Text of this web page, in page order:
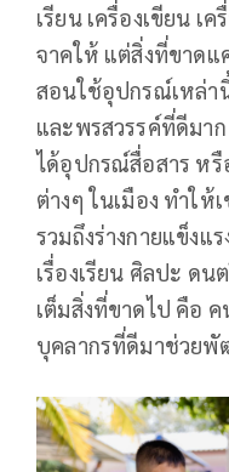
เรียน เครื่องเขียน เ
จาคให้ แต่สิ่งที่ขาด
สอนใช้อุปกรณ์เหล่า
และพรสวรรค์ที่ดีมา
ได้อุปกรณ์สื่อสาร หรื
ต่างๆ ในเมือง ทำให้
รวมถึงร่างกายแข็งแ
เรื่องเรียน ศิลปะ ดน
เต็มสิ่งที่ขาดไป คือ
บุคลากรที่ดีมาช่วยพั